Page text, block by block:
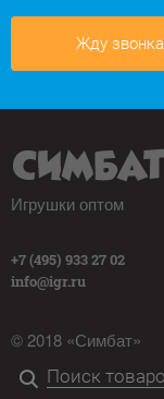
Жду звонка
Игрушки оптом
+7 (495) 933 27 02
info@igr.ru
© 2018 «Симбат»